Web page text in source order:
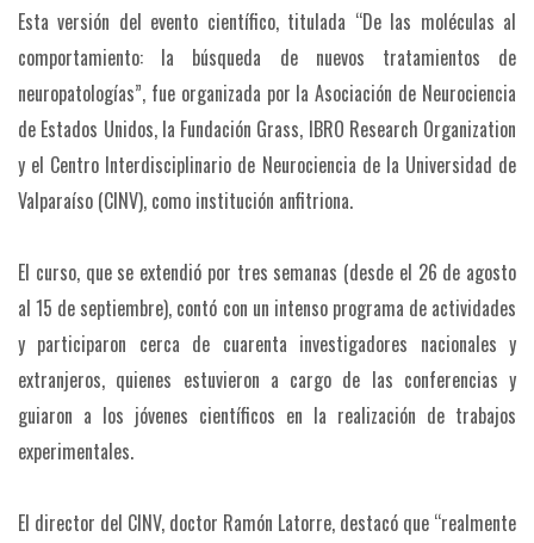
Esta versión del evento científico, titulada “De las moléculas al
comportamiento: la búsqueda de nuevos tratamientos de
neuropatologías”, fue organizada por la Asociación de Neurociencia
de Estados Unidos, la Fundación Grass, IBRO Research Organization
y el Centro Interdisciplinario de Neurociencia de la Universidad de
Valparaíso (CINV), como institución anfitriona.
El curso, que se extendió por tres semanas (desde el 26 de agosto
al 15 de septiembre), contó con un intenso programa de actividades
y participaron cerca de cuarenta investigadores nacionales y
extranjeros, quienes estuvieron a cargo de las conferencias y
guiaron a los jóvenes científicos en la realización de trabajos
experimentales.
El director del CINV, doctor Ramón Latorre, destacó que “realmente